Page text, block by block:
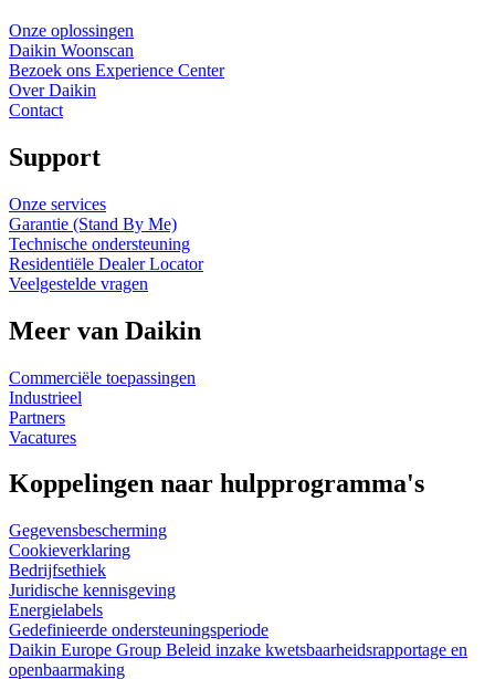
Onze oplossingen
Daikin Woonscan
Bezoek ons Experience Center
Over Daikin
Contact
Support
Onze services
Garantie (Stand By Me)
Technische ondersteuning
Residentiële Dealer Locator
Veelgestelde vragen
Meer van Daikin
Commerciële toepassingen
Industrieel
Partners
Vacatures
Koppelingen naar hulpprogramma's
Gegevensbescherming
Cookieverklaring
Bedrijfsethiek
Juridische kennisgeving
Energielabels
Gedefinieerde ondersteuningsperiode
Daikin Europe Group Beleid inzake kwetsbaarheidsrapportage en
openbaarmaking